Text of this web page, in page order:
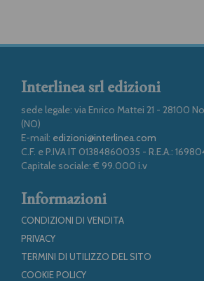
Interlinea srl edizioni
sede legale: via Enrico Mattei 21 - 28100
(NO)
E-mail: edizioni@interlinea.com
C.F. e P.IVA IT 01384860035 - R.E.A.:
Capitale sociale: € 99.000 i.v
Informazioni
CONDIZIONI DI VENDITA
PRIVACY
TERMINI DI UTILIZZO DEL SITO
COOKIE POLICY